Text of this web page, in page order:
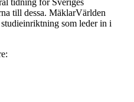
till dessa. MäklarVärlden
som leder in i